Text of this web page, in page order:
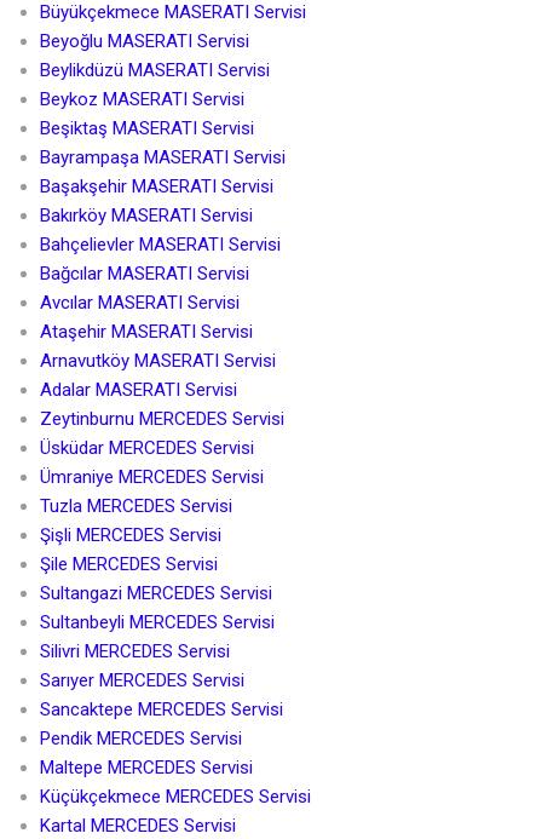
Büyükçekmece MASERATI Servisi
Beyoğlu MASERATI Servisi
Beylikdüzü MASERATI Servisi
Beykoz MASERATI Servisi
Beşiktaş MASERATI Servisi
Bayrampaşa MASERATI Servisi
Başakşehir MASERATI Servisi
Bakırköy MASERATI Servisi
Bahçelievler MASERATI Servisi
Bağcılar MASERATI Servisi
Avcılar MASERATI Servisi
Ataşehir MASERATI Servisi
Arnavutköy MASERATI Servisi
Adalar MASERATI Servisi
Zeytinburnu MERCEDES Servisi
Üsküdar MERCEDES Servisi
Ümraniye MERCEDES Servisi
Tuzla MERCEDES Servisi
Şişli MERCEDES Servisi
Şile MERCEDES Servisi
Sultangazi MERCEDES Servisi
Sultanbeyli MERCEDES Servisi
Silivri MERCEDES Servisi
Sarıyer MERCEDES Servisi
Sancaktepe MERCEDES Servisi
Pendik MERCEDES Servisi
Maltepe MERCEDES Servisi
Küçükçekmece MERCEDES Servisi
Kartal MERCEDES Servisi